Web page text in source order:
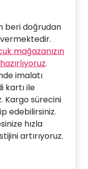
beri doğrudan
mağazanızın
.
imalatı
kartı ile
Kargo sürecini
edebilirsiniz.
hızla
artırıyoruz.